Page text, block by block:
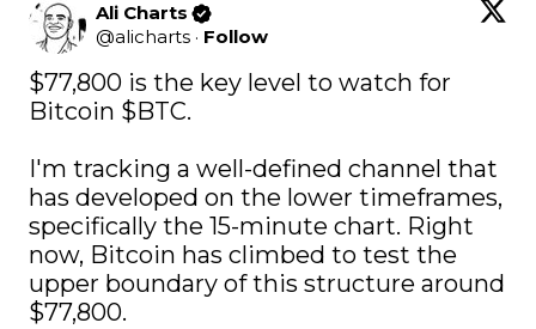
Ali Charts
@alicharts · Follow
$77,800 is the key level to watch for
Bitcoin $BTC.
I'm tracking a well-defined channel that
has developed on the lower timeframes,
specifically the 15-minute chart. Right
now, Bitcoin has climbed to test the
upper boundary of this structure around
$77,800.